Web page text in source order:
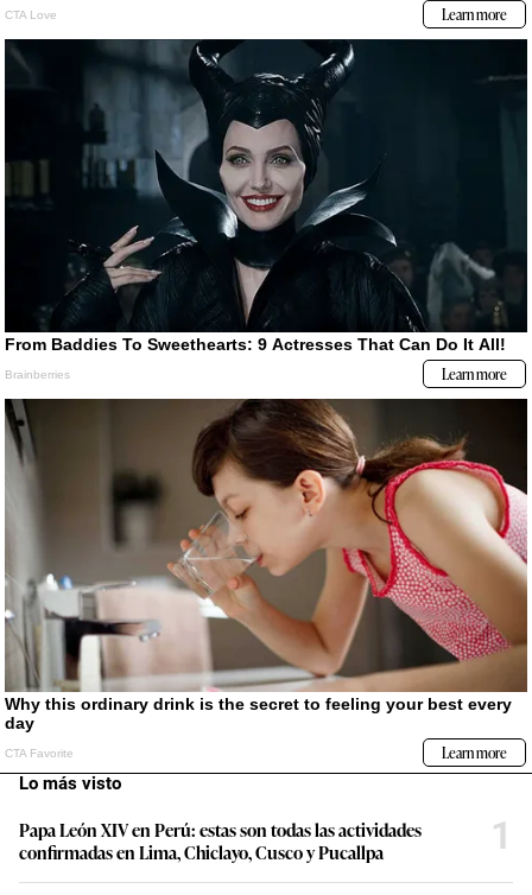
Lo más visto
Papa León XIV en Perú: estas son todas las actividades
confirmadas en Lima, Chiclayo, Cusco y Pucallpa
1